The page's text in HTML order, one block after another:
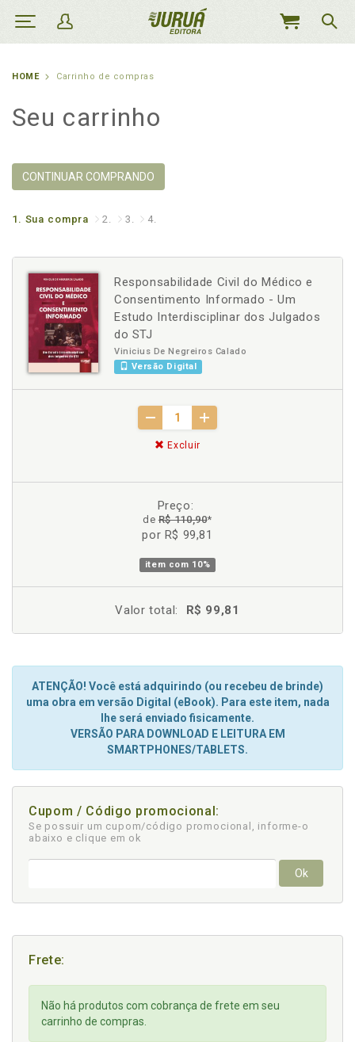
MEU
HOME Carrinho de compras
Seu carrinho
CONTINUAR COMPRANDO
1. Sua compra 2. 3. 4.
Responsabilidade Civil do Médico e
Consentimento Informado - Um
Estudo Interdisciplinar dos Julgados
do STJ
Vinicius De Negreiros Calado
Versão Digital
Excluir
Preço:
deR$ 110,90*
por R$ 99,81
item com 10%
Valor total: R$ 99,81
ATENÇÃO! Você está adquirindo (ou recebeu de brinde)
uma obra em versão Digital (eBook). Para este item, nada
lhe será enviado fisicamente.
VERSÃO PARA DOWNLOAD E LEITURA EM
SMARTPHONES/TABLETS.
Cupom / Código promocional:
Se possuir um cupom/código promocional, informe-o
abaixo e clique em ok
Ok
Frete:
Não há produtos com cobrança de frete em seu
carrinho de compras.